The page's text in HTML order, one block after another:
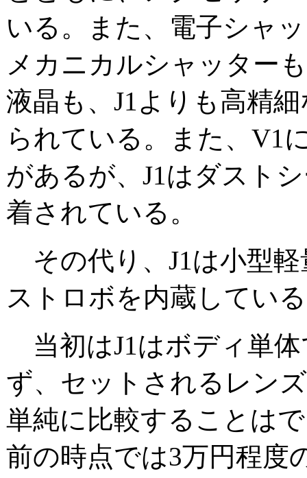
いる。また、電子シャ
メカニカルシャッター
液晶も、J1よりも高精
られている。また、V1
があるが、J1はダスト
着されている。
その代り、J1は小型
ストロボを内蔵してい
当初はJ1はボディ単
ず、セットされるレン
単純に比較することは
前の時点では3万円程度